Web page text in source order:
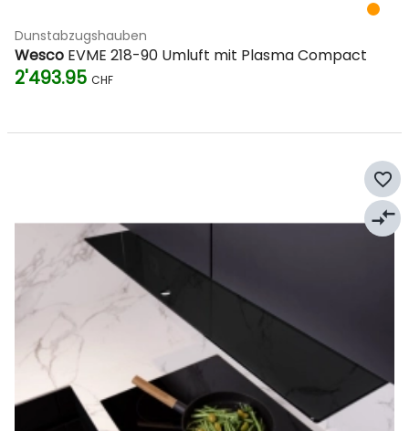
Dunstabzugshauben
Wesco EVME 218-90 Umluft mit Plasma Compact
2'493.95 CHF
favorite_border
compare_arrows